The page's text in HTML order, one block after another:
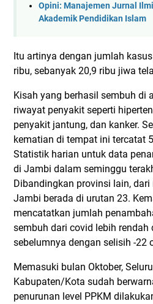
Opini: Manajemen Jurnal
Akademik Pendidikan Islam
Itu artinya dengan jumlah
ribu, sebanyak 20,9 ribu jiwa
Kisah yang berhasil sembuh di
riwayat penyakit seperti
penyakit jantung, dan kanker.
kematian di tempat ini tercatat
Statistik harian untuk data
di Jambi dalam seminggu
Dibandingkan provinsi lain, dari
Jambi berada di urutan 23.
mencatatkan jumlah
sembuh dari covid lebih rendah
sebelumnya dengan selisih -22
Memasuki bulan Oktober,
Kabupaten/Kota sudah
penurunan level PPKM